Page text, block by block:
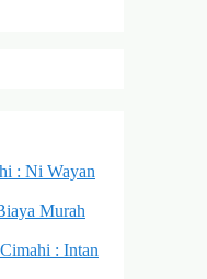
: Ni Wayan
Murah
: Intan